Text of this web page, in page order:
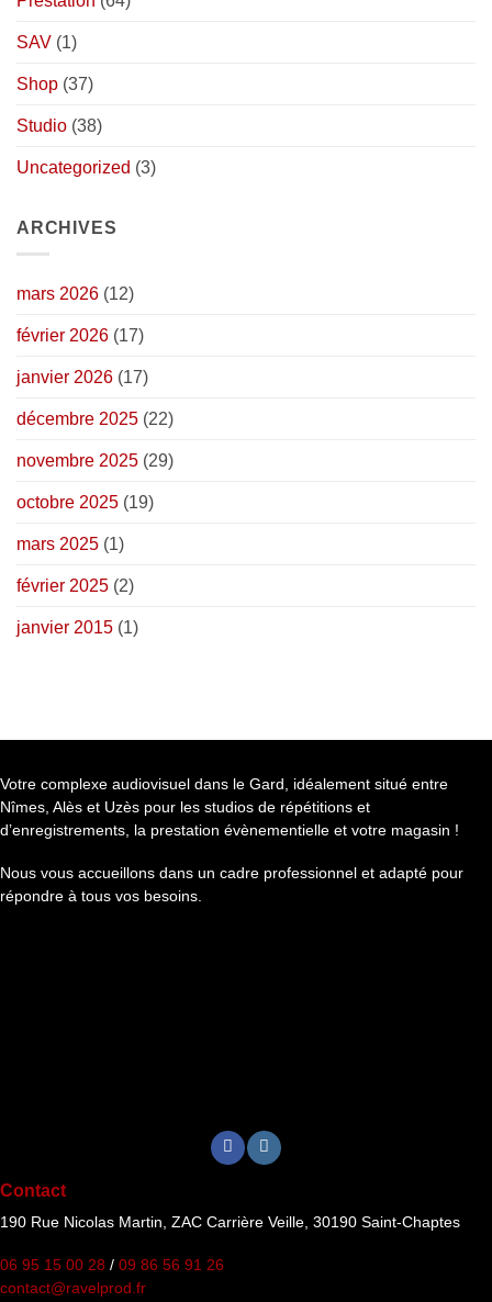
SAV (1)
Shop (37)
Studio (38)
Uncategorized (3)
ARCHIVES
mars 2026 (12)
février 2026 (17)
janvier 2026 (17)
décembre 2025 (22)
novembre 2025 (29)
octobre 2025 (19)
mars 2025 (1)
février 2025 (2)
janvier 2015 (1)
Votre complexe audiovisuel dans le Gard, idéalement situé entre
Nîmes, Alès et Uzès pour les studios de répétitions et
d’enregistrements, la prestation évènementielle et votre magasin !
Nous vous accueillons dans un cadre professionnel et adapté pour
répondre à tous vos besoins.
Contact
190 Rue Nicolas Martin, ZAC Carrière Veille, 30190 Saint-Chaptes
06 95 15 00 28 / 09 86 56 91 26
contact@ravelprod.fr